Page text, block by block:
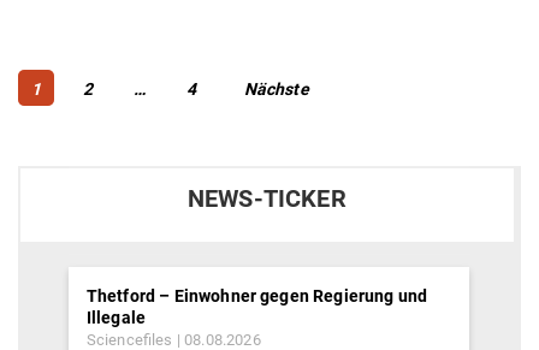
Beitragsnavigation
Page
1 Page
2 … Page
4 Nächste
NEWS-TICKER
Thetford – Einwohner gegen Regierung und
Illegale
Sciencefiles 08.08.2026